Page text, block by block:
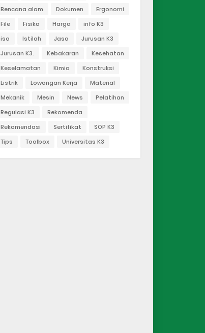
Bencana alam
Dokumen
Ergonomi
File
Fisika Harga
info K3
iso
Istilah Jasa
Jurusan K3
Jurusan K3.
Kebakaran
Kesehatan
Keselamatan
Kimia
Konstruksi
Listrik
Lowongan Kerja
Material
Mekanik
Mesin News
Pelatihan
Regulasi K3
Rekomenda
Rekomendasi
Sertifikat
SOP K3
Tips
Toolbox Universitas K3